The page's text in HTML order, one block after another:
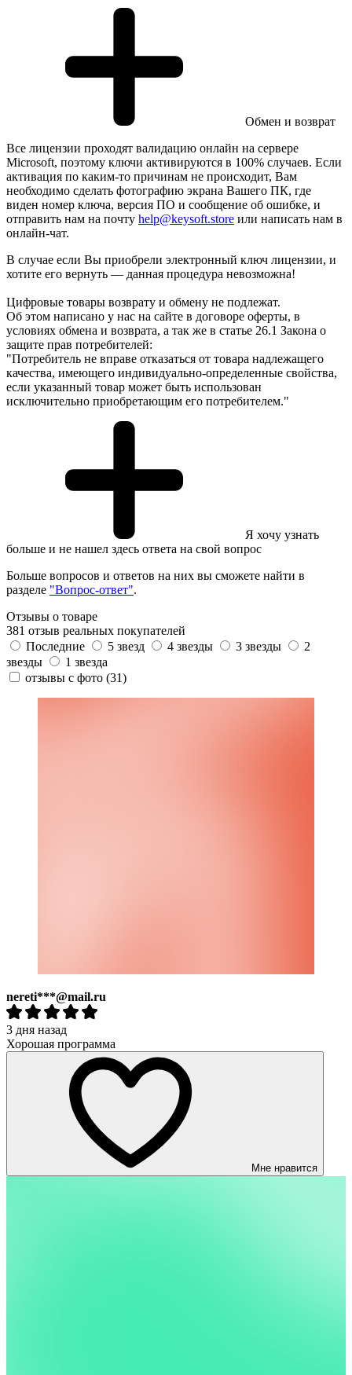
Обмен и возврат
Все лицензии проходят валидацию онлайн на сервере
Microsoft, поэтому ключи активируются в 100% случаев. Если
активация по каким-то причинам не происходит, Вам
необходимо сделать фотографию экрана Вашего ПК, где
виден номер ключа, версия ПО и сообщение об ошибке, и
отправить нам на почту help@keysoft.store или написать нам в
онлайн-чат.
В случае если Вы приобрели электронный ключ лицензии, и
хотите его вернуть — данная процедура невозможна!
Цифровые товары возврату и обмену не подлежат.
Об этом написано у нас на сайте в договоре оферты, в
условиях обмена и возврата, а так же в статье 26.1 Закона о
защите прав потребителей:
"Потребитель не вправе отказаться от товара надлежащего
качества, имеющего индивидуально-определенные свойства,
если указанный товар может быть использован
исключительно приобретающим его потребителем."
Я хочу узнать
больше и не нашел здесь ответа на свой вопрос
Больше вопросов и ответов на них вы сможете найти в
разделе "Вопрос-ответ".
Отзывы о товаре
381 отзыв реальных покупателей
Последние
5 звезд 4 звезды 3 звезды
2
звезды
1 звезда
отзывы с фото (31)
nereti***@mail.ru
3 дня назад
Хорошая программа
Мне нравится